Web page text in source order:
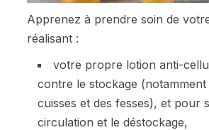
Apprenez à prendre soin de
réalisant :
votre propre lotion anti-
contre le stockage (notamment
cuisses et des fesses), et pour
circulation et le déstockage,